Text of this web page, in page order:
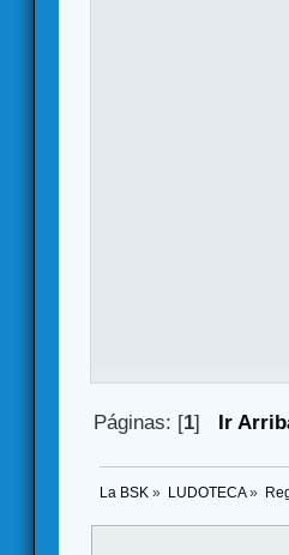
Páginas: [1] Ir
La BSK » LUDOTECA»